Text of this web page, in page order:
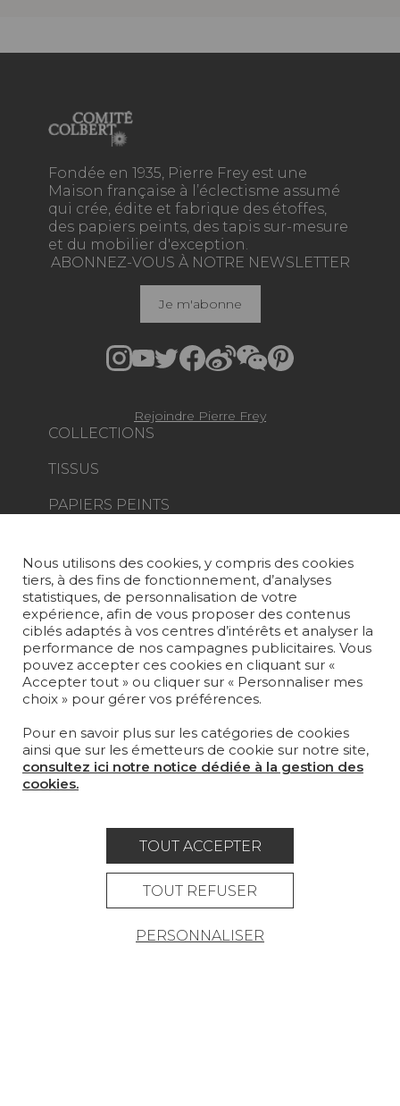
Fondée en 1935, Pierre Frey est une
Maison française à l’éclectisme assumé
qui crée, édite et fabrique des étoffes,
des papiers peints, des tapis sur-mesure
et du mobilier d'exception.
COLLECTIONS
TISSUS
PAPIERS PEINTS
MOBILIER
PROJETS
SUR-MESURE
MAGAZINE
LA MAISON
OÙ NOUS TROUVER ?
ABONNEZ-VOUS À NOTRE NEWSLETTER
Je m'abonne
Rejoindre Pierre Frey
Carrière Contact
Lexique
Mentions légales
données
Nous utilisons des cookies, y compris des cookies
tiers, à des fins de fonctionnement, d’analyses
statistiques, de personnalisation de votre
expérience, afin de vous proposer des contenus
ciblés adaptés à vos centres d’intérêts et analyser la
performance de nos campagnes publicitaires. Vous
pouvez accepter ces cookies en cliquant sur «
Accepter tout » ou cliquer sur « Personnaliser mes
choix » pour gérer vos préférences.
Pour en savoir plus sur les catégories de cookies
ainsi que sur les émetteurs de cookie sur notre site,
consultez ici notre notice dédiée à la gestion des
cookies.
TOUT ACCEPTER
TOUT REFUSER
PERSONNALISER